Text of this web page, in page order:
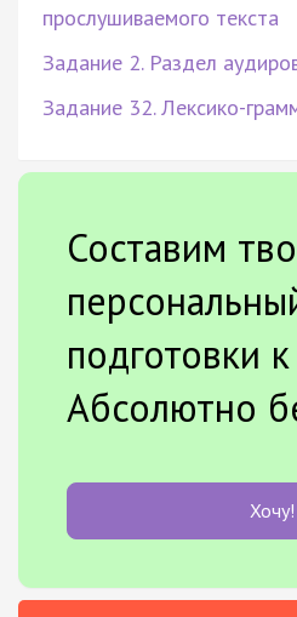
прослушиваемого текста
Задание 2. Раздел
Задание 32. Лексико-
Составим
подготовки
Абсолютно
Хочу!